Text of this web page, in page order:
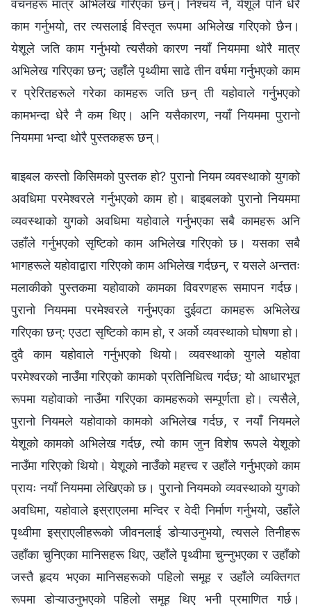
वचनहरू मात्र अभिलेख गरिएका छन्। निश्चय नै, येशूले पनि धेरै
काम गर्नुभयो, तर त्यसलाई विस्तृत रूपमा अभिलेख गरिएको छैन।
येशूले जति काम गर्नुभयो त्यसैको कारण नयाँ नियममा थोरै मात्र
अभिलेख गरिएका छन्; उहाँले पृथ्वीमा साढे तीन वर्षमा गर्नुभएको काम
र प्रेरितहरूले गरेका कामहरू जति छन् ती यहोवाले गर्नुभएको
कामभन्दा धेरै नै कम थिए। अनि यसैकारण, नयाँ नियममा पुरानो
नियममा भन्दा थोरै पुस्तकहरू छन्।
बाइबल कस्तो किसिमको पुस्तक हो? पुरानो नियम व्यवस्थाको युगको
अवधिमा परमेश्‍वरले गर्नुभएको काम हो। बाइबलको पुरानो नियममा
व्यवस्थाको युगको अवधिमा यहोवाले गर्नुभएका सबै कामहरू अनि
उहाँले गर्नुभएको सृष्टिको काम अभिलेख गरिएको छ। यसका सबै
भागहरूले यहोवाद्वारा गरिएको काम अभिलेख गर्दछन्, र यसले अन्ततः
मलाकीको पुस्तकमा यहोवाको कामका विवरणहरू समापन गर्दछ।
पुरानो नियममा परमेश्‍वरले गर्नुभएका दुईवटा कामहरू अभिलेख
गरिएका छन्: एउटा सृष्टिको काम हो, र अर्को व्यवस्थाको घोषणा हो।
दुवै काम यहोवाले गर्नुभएको थियो। व्यवस्थाको युगले यहोवा
परमेश्‍वरको नाउँमा गरिएको कामको प्रतिनिधित्व गर्दछ; यो आधारभूत
रूपमा यहोवाको नाउँमा गरिएका कामहरूको सम्पूर्णता हो। त्यसैले,
पुरानो नियमले यहोवाको कामको अभिलेख गर्दछ, र नयाँ नियमले
येशूको कामको अभिलेख गर्दछ, त्यो काम जुन विशेष रूपले येशूको
नाउँमा गरिएको थियो। येशूको नाउँको महत्त्व र उहाँले गर्नुभएको काम
प्रायः नयाँ नियममा लेखिएको छ। पुरानो नियमको व्यवस्थाको युगको
अवधिमा, यहोवाले इस्राएलमा मन्दिर र वेदी निर्माण गर्नुभयो, उहाँले
पृथ्वीमा इस्राएलीहरूको जीवनलाई डोऱ्याउनुभयो, त्यसले तिनीहरू
उहाँका चुनिएका मानिसहरू थिए, उहाँले पृथ्वीमा चुन्नुभएका र उहाँको
जस्तै हृदय भएका मानिसहरूको पहिलो समूह र उहाँले व्यक्तिगत
रूपमा डोऱ्याउनुभएको पहिलो समूह थिए भनी प्रमाणित गर्छ।